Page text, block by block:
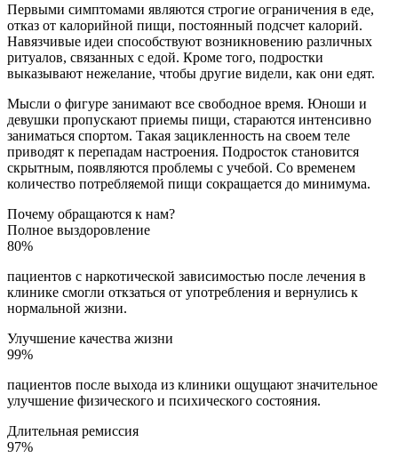
Первыми симптомами являются строгие ограничения в еде,
отказ от калорийной пищи, постоянный подсчет калорий.
Навязчивые идеи способствуют возникновению различных
ритуалов, связанных с едой. Кроме того, подростки
выказывают нежелание, чтобы другие видели, как они едят.
Мысли о фигуре занимают все свободное время. Юноши и
девушки пропускают приемы пищи, стараются интенсивно
заниматься спортом. Такая зацикленность на своем теле
приводят к перепадам настроения. Подросток становится
скрытным, появляются проблемы с учебой. Со временем
количество потребляемой пищи сокращается до минимума.
Почему обращаются к нам?
Полное выздоровление
80%
пациентов с наркотической зависимостью после лечения в
клинике смогли откзаться от употребления и вернулись к
нормальной жизни.
Улучшение качества жизни
99%
пациентов после выхода из клиники ощущают значительное
улучшение физического и психического состояния.
Длительная ремиссия
97%